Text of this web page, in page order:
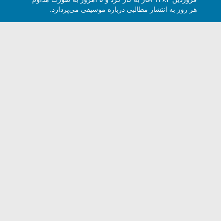
هر روز به انتشار مطالبی درباره موسیقی می‌پردازد.